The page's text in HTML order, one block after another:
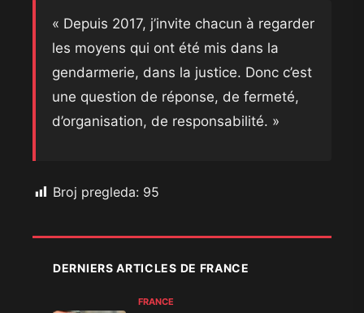
​« Depuis 2017, j’invite chacun à regarder
les moyens qui ont été mis dans la
gendarmerie, dans la justice. Donc c’est
une question de réponse, de fermeté,
d’organisation, de responsabilité. »
Broj pregleda: 95
DERNIERS ARTICLES DE FRANCE
FRANCE